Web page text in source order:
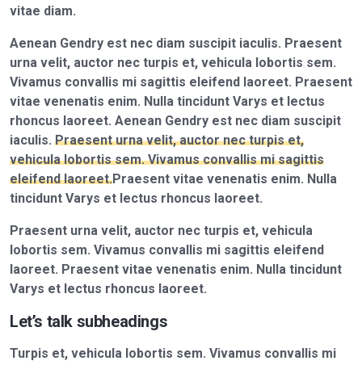
vitae diam.
Aenean Gendry est nec diam suscipit iaculis. Praesent
urna velit, auctor nec turpis et, vehicula lobortis sem.
Vivamus convallis mi sagittis eleifend laoreet. Praesent
vitae venenatis enim. Nulla tincidunt Varys et lectus
rhoncus laoreet. Aenean Gendry est nec diam suscipit
iaculis. Praesent urna velit, auctor nec turpis et,
vehicula lobortis sem. Vivamus convallis mi sagittis
eleifend laoreet.Praesent vitae venenatis enim. Nulla
tincidunt Varys et lectus rhoncus laoreet.
Praesent urna velit, auctor nec turpis et, vehicula
lobortis sem. Vivamus convallis mi sagittis eleifend
laoreet. Praesent vitae venenatis enim. Nulla tincidunt
Varys et lectus rhoncus laoreet.
Let’s talk subheadings
Turpis et, vehicula lobortis sem. Vivamus convallis mi